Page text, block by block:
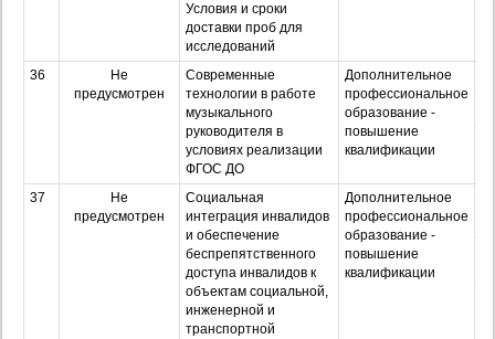
Условия и сроки
доставки проб для
исследований
36
Не
предусмотрен
Современные
технологии в работе
музыкального
руководителя в
условиях реализации
ФГОС ДО
Дополнительное
профессиональное
образование -
повышение
квалификации
37
Не
предусмотрен
Социальная
интеграция инвалидов
и обеспечение
беспрепятственного
доступа инвалидов к
объектам социальной,
инженерной и
транспортной
Дополнительное
профессиональное
образование -
повышение
квалификации